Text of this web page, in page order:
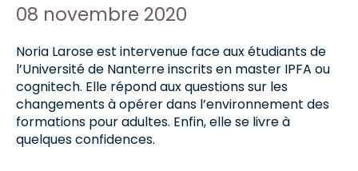
Date de publication :
08 novembre 2020
Noria Larose est intervenue face aux étudiants de
l’Université de Nanterre inscrits en master IPFA ou
cognitech. Elle répond aux questions sur les
changements à opérer dans l’environnement des
formations pour adultes. Enfin, elle se livre à
quelques confidences.